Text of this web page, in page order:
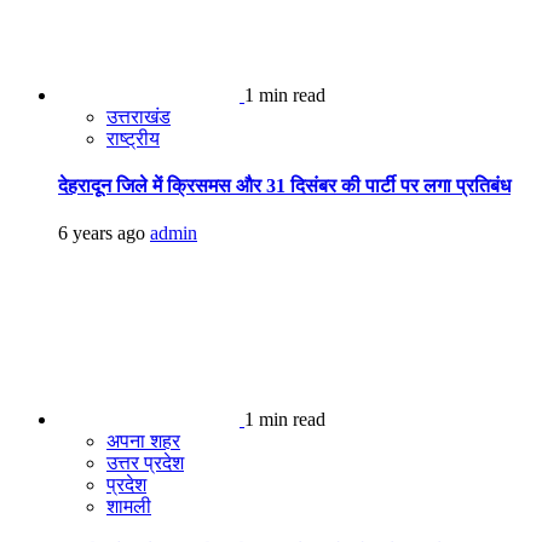
1 min read
उत्तराखंड
राष्ट्रीय
देहरादून जिले में क्रिसमस और 31 दिसंबर की पार्टी पर लगा प्रतिबंध
6 years ago admin
1 min read
अपना शहर
उत्तर प्रदेश
प्रदेश
शामली